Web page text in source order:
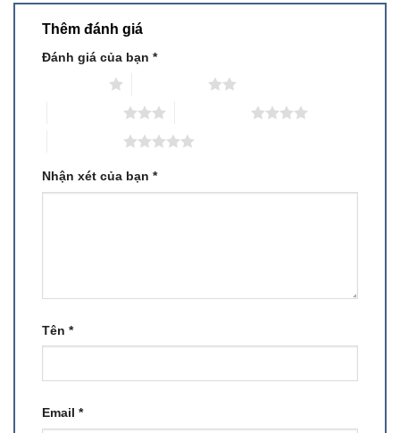
Thêm đánh giá
Đánh giá của bạn *
Nhận xét của bạn *
Tên *
Email *